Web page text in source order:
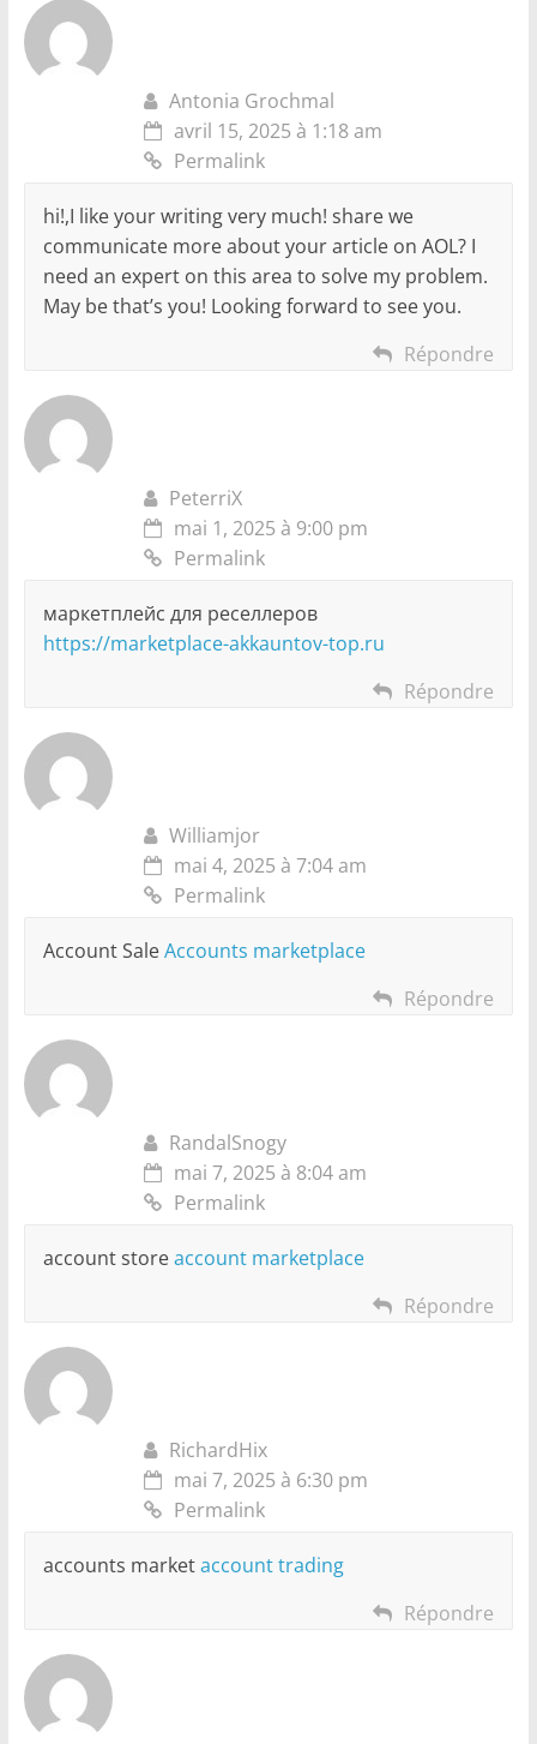
Antonia Grochmal
avril 15, 2025 à 1:18 am
Permalink
hi!,I like your writing very much! share we
communicate more about your article on AOL? I
need an expert on this area to solve my problem.
May be that’s you! Looking forward to see you.
Répondre
PeterriX
mai 1, 2025 à 9:00 pm
Permalink
маркетплейс для реселлеров
https://marketplace-akkauntov-top.ru
Répondre
Williamjor
mai 4, 2025 à 7:04 am
Permalink
Account SaleAccounts marketplace
Répondre
RandalSnogy
mai 7, 2025 à 8:04 am
Permalink
account storeaccount marketplace
Répondre
RichardHix
mai 7, 2025 à 6:30 pm
Permalink
accounts marketaccount trading
Répondre